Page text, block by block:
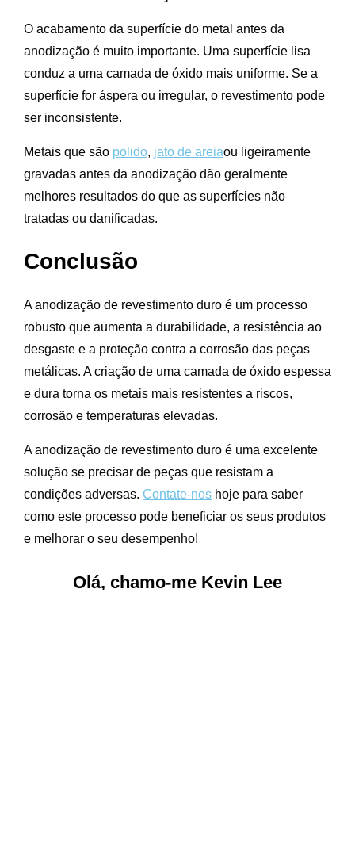
O acabamento da superfície do metal antes da
anodização é muito importante. Uma superfície lisa
conduz a uma camada de óxido mais uniforme. Se a
superfície for áspera ou irregular, o revestimento pode
ser inconsistente.
Metais que são polido, jato de areiaou ligeiramente
gravadas antes da anodização dão geralmente
melhores resultados do que as superfícies não
tratadas ou danificadas.
Conclusão
A anodização de revestimento duro é um processo
robusto que aumenta a durabilidade, a resistência ao
desgaste e a proteção contra a corrosão das peças
metálicas. A criação de uma camada de óxido espessa
e dura torna os metais mais resistentes a riscos,
corrosão e temperaturas elevadas.
A anodização de revestimento duro é uma excelente
solução se precisar de peças que resistam a
condições adversas. Contate-nos hoje para saber
como este processo pode beneficiar os seus produtos
e melhorar o seu desempenho!
Olá, chamo-me Kevin Lee